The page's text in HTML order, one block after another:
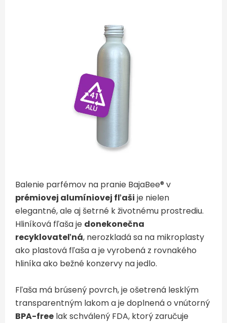
Balenie parfémov na pranie BajaBee® v
prémiovej alumíniovej fľaši je nielen
elegantné, ale aj šetrné k životnému prostrediu.
Hliníková fľaša je donekonečna
recyklovateľná, nerozkladá sa na mikroplasty
ako plastová fľaša a je vyrobená z rovnakého
hliníka ako bežné konzervy na jedlo.
Fľaša má brúsený povrch, je ošetrená lesklým
transparentným lakom a je doplnená o vnútorný
BPA-free lak schválený FDA, ktorý zaručuje